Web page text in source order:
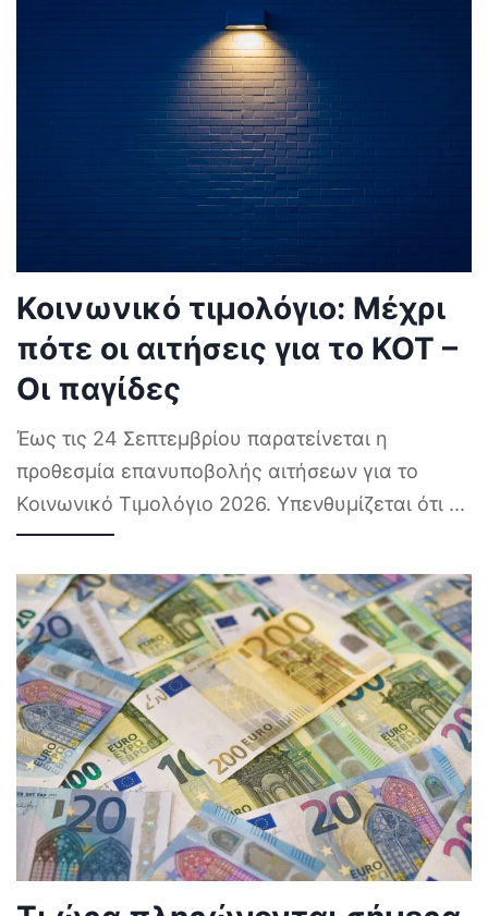
Κοινωνικό τιμολόγιο: Μέχρι
πότε οι αιτήσεις για το ΚΟΤ –
Οι παγίδες
Έως τις 24 Σεπτεμβρίου παρατείνεται η
προθεσμία επανυποβολής αιτήσεων για το
Κοινωνικό Τιμολόγιο 2026. Υπενθυμίζεται ότι ...